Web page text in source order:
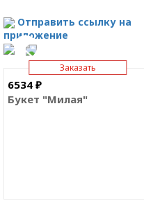
Отправить ссылку на
приложение
Заказать
6534 ₽
Букет "Милая"